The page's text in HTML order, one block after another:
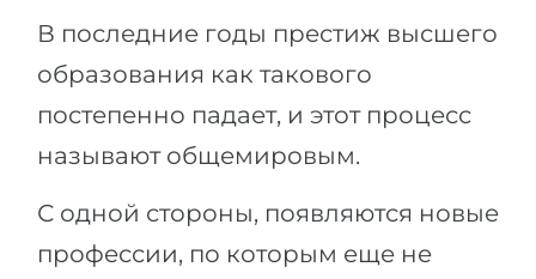
В последние годы престиж высшего
образования как такового
постепенно падает, и этот процесс
называют общемировым.
С одной стороны, появляются новые
профессии, по которым еще не